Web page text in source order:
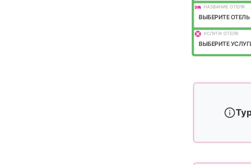
НАЗВАНИЕ ОТЕЛЯ
ВЫБЕРИТЕ ОТЕЛЬ
УСЛУГИ ОТЕЛЯ
ВЫБЕРИТЕ